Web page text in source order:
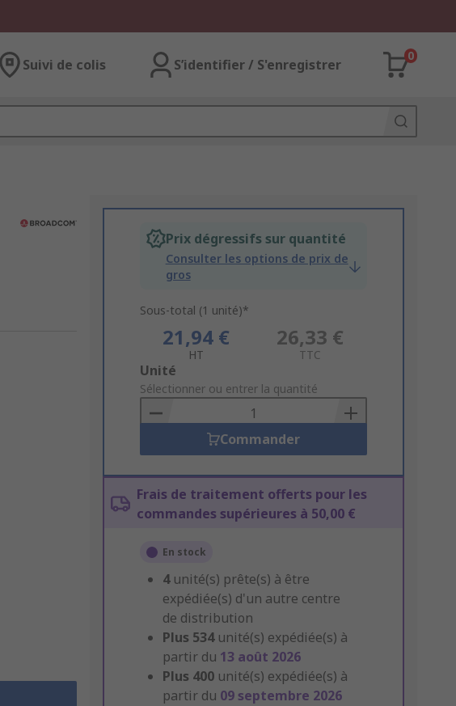
Suivi de colis S’identifier / S'enregistrer
0
Prix dégressifs sur quantité
Consulter les options de prix de
gros
Sous-total (1 unité)*
21,94 €
HT
26,33 €
TTC
Add
to
Basket
Unité
Sélectionner ou entrer la quantité
Commander
Frais de traitement offerts pour les
commandes supérieures à 50,00 €
En stock
4 unité(s) prête(s) à être
expédiée(s) d'un autre centre
de distribution
Plus 534 unité(s) expédiée(s) à
partir du 13 août 2026
Plus 400 unité(s) expédiée(s) à
partir du 09 septembre 2026